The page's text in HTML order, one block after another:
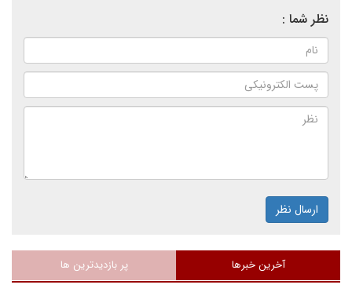
نظر شما :
ارسال نظر
آخرین خبرها پر بازدیدترین ها